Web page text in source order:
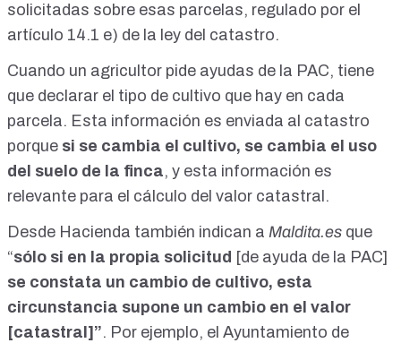
solicitadas sobre esas parcelas, regulado por el
artículo 14.1 e) de la ley del catastro.
Cuando un agricultor pide ayudas de la PAC, tiene
que declarar el tipo de cultivo que hay en cada
parcela. Esta información es enviada al catastro
porque si se cambia el cultivo, se cambia el uso
del suelo de la finca, y esta información es
relevante para el cálculo del valor catastral.
Desde Hacienda también indican a Maldita.es que
“sólo si en la propia solicitud [de ayuda de la PAC]
se constata un cambio de cultivo, esta
circunstancia supone un cambio en el valor
[catastral]”. Por ejemplo, el Ayuntamiento de